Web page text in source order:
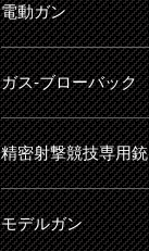
電動ガン
ガス-ブローバック
精密射撃競技専用銃
モデルガン